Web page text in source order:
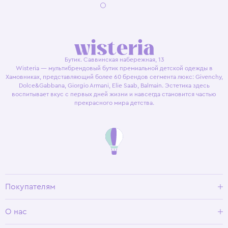
Бутик. Саввинская набережная, 13
Wisteria — мультибрендовый бутик премиальной детской одежды в
Хамовниках, представляющий более 60 брендов сегмента люкс: Givenchy,
Dolce&Gabbana, Giorgio Armani, Elie Saab, Balmain. Эстетика здесь
воспитывает вкус с первых дней жизни и навсегда становится частью
прекрасного мира детства.
Покупателям
Условия возврата
О нас